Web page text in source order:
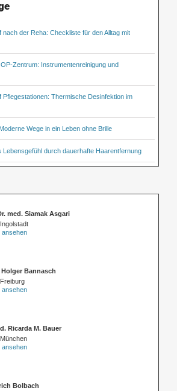
nach der Reha: Checkliste für den Alltag mit
Zentrum: Instrumentenreinigung und
Pflegestationen: Thermische Desinfektion im
Wege in ein Leben ohne Brille
Lebensgefühl durch dauerhafte Haarentfernung
med. Siamak Asgari
ansehen
Holger Bannasch
ansehen
Ricarda M. Bauer
ansehen
Bolbach